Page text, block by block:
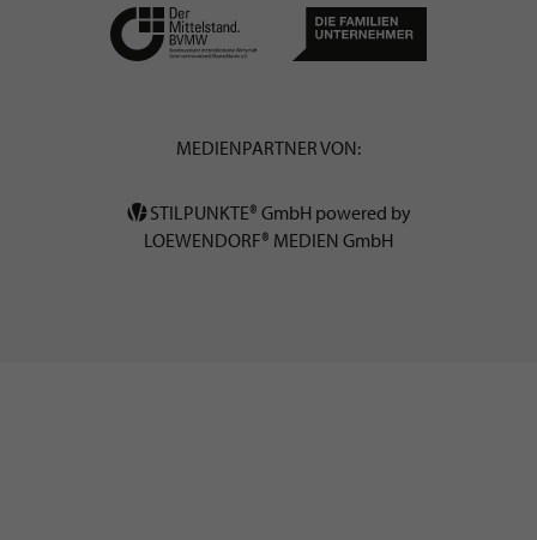
MEDIENPARTNER VON:
STILPUNKTE® GmbH powered by
LOEWENDORF® MEDIEN GmbH